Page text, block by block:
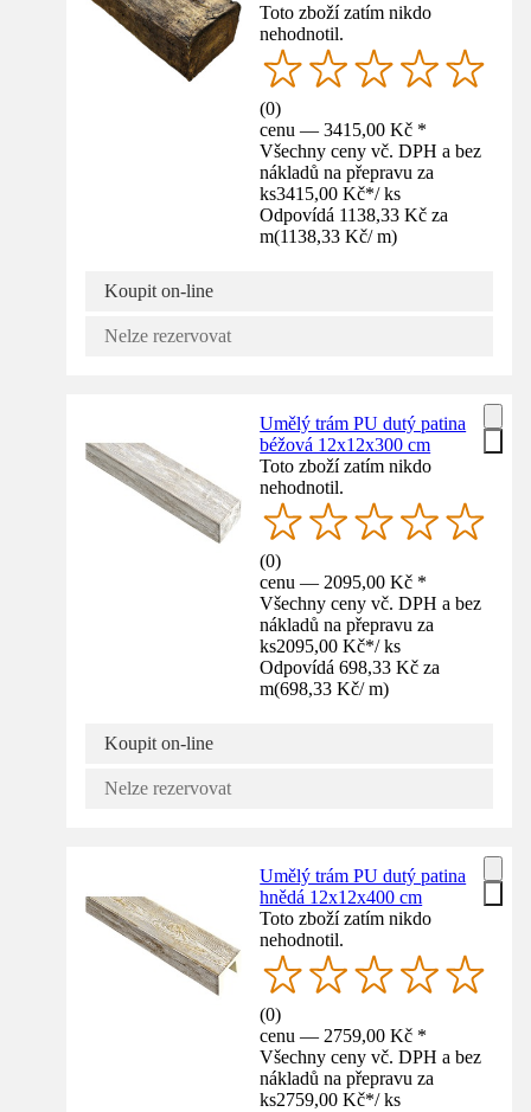
Toto zboží zatím nikdo
nehodnotil.
(0)
cenu — 3415,00 Kč *
Všechny ceny vč. DPH a bez
nákladů na přepravu za
ks3415,00 Kč*/ ks
Odpovídá 1138,33 Kč za
m(1138,33 Kč/ m)
Koupit on-line
Nelze rezervovat
Umělý trám PU dutý patina
béžová 12x12x300 cm
Toto zboží zatím nikdo
nehodnotil.
(0)
cenu — 2095,00 Kč *
Všechny ceny vč. DPH a bez
nákladů na přepravu za
ks2095,00 Kč*/ ks
Odpovídá 698,33 Kč za
m(698,33 Kč/ m)
Koupit on-line
Nelze rezervovat
Umělý trám PU dutý patina
hnědá 12x12x400 cm
Toto zboží zatím nikdo
nehodnotil.
(0)
cenu — 2759,00 Kč *
Všechny ceny vč. DPH a bez
nákladů na přepravu za
ks2759,00 Kč*/ ks